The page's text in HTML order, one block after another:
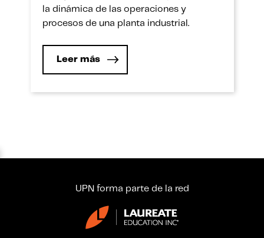
la dinámica de las operaciones y
procesos de una planta industrial.
Leer más
UPN forma parte de la red